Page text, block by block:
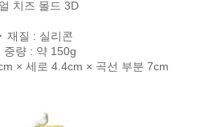
치즈 몰드 3D
재질 : 실리콘
량 : 약 150g
× 세로 4.4cm × 곡선 부분 7cm